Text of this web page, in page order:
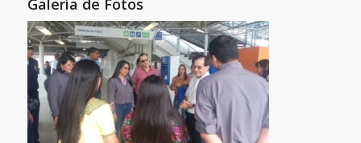
Galería de Fotos